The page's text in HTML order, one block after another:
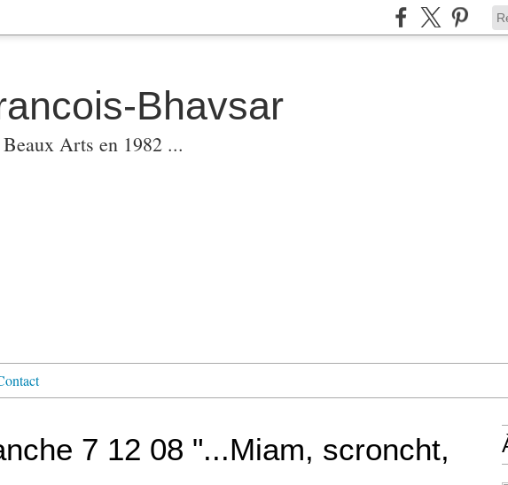
Bhavsar
Arts en 1982 ...
7 12 08 "...Miam, scroncht,